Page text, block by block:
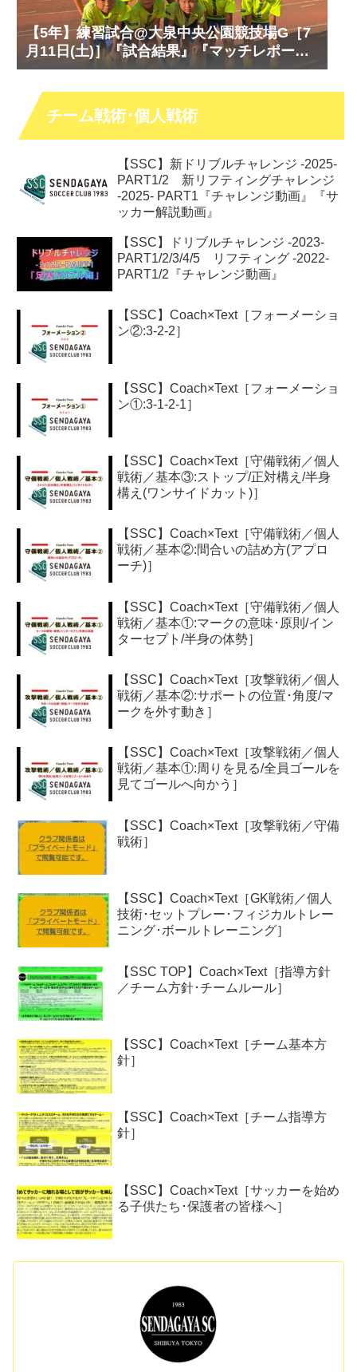
【5年】練習試合@大泉中央公園競技場G［7
月11日(土)］『試合結果』『マッチレポー
ト』『試合動画』
チーム戦術･個人戦術
【SSC】新ドリブルチャレンジ -2025-
PART1/2 新リフティングチャレンジ
-2025- PART1『チャレンジ動画』『サ
ッカー解説動画』
【SSC】ドリブルチャレンジ -2023-
PART1/2/3/4/5 リフティング -2022-
PART1/2『チャレンジ動画』
【SSC】Coach×Text［フォーメーショ
ン②:3-2-2］
【SSC】Coach×Text［フォーメーショ
ン①:3-1-2-1］
【SSC】Coach×Text［守備戦術／個人
戦術／基本③:ストップ/正対構え/半身
構え(ワンサイドカット)］
【SSC】Coach×Text［守備戦術／個人
戦術／基本②:間合いの詰め方(アプロ
ーチ)］
【SSC】Coach×Text［守備戦術／個人
戦術／基本①:マークの意味･原則/イン
ターセプト/半身の体勢］
【SSC】Coach×Text［攻撃戦術／個人
戦術／基本②:サポートの位置･角度/マ
ークを外す動き］
【SSC】Coach×Text［攻撃戦術／個人
戦術／基本①:周りを見る/全員ゴールを
見てゴールへ向かう］
【SSC】Coach×Text［攻撃戦術／守備
戦術］
【SSC】Coach×Text［GK戦術／個人
技術･セットプレー･フィジカルトレー
ニング･ボールトレーニング］
【SSC TOP】Coach×Text［指導方針
／チーム方針･チームルール］
【SSC】Coach×Text［チーム基本方
針］
【SSC】Coach×Text［チーム指導方
針］
【SSC】Coach×Text［サッカーを始め
る子供たち･保護者の皆様へ］